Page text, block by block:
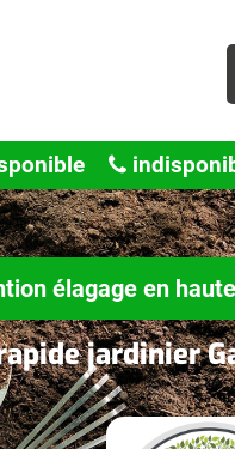
élagage en
jardinier